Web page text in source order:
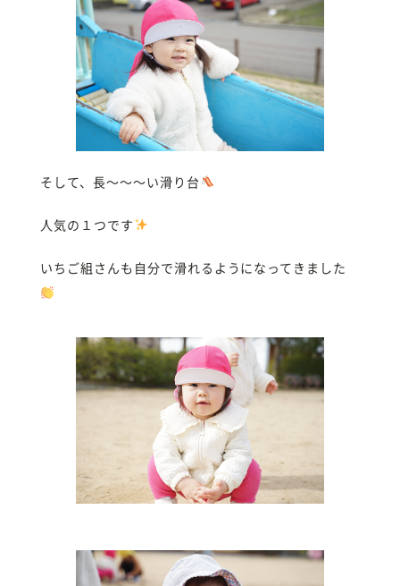
そして、長〜〜〜い滑り台
人気の１つです
いちご組さんも自分で滑れるようになってきました